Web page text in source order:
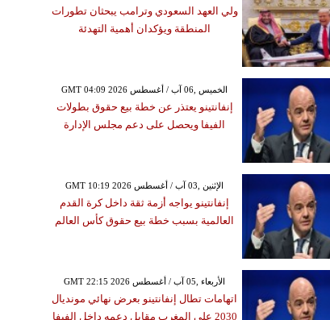
ولي العهد السعودي وترامب يبحثان تطورات
المنطقة ويؤكدان أهمية التهدئة
GMT 04:09 2026 الخميس ,06 آب / أغسطس
إنفانتينو يعتذر عن خطة بيع حقوق بطولات
الفيفا ويحصل على دعم مجلس الإدارة
GMT 10:19 2026 الإثنين ,03 آب / أغسطس
إنفانتينو يواجه أزمة ثقة داخل كرة القدم
العالمية بسبب خطة بيع حقوق كأس العالم
GMT 22:15 2026 الأربعاء ,05 آب / أغسطس
اتهامات تطال إنفانتينو بعرض نهائي مونديال
2030 على المغرب مقابل دعمه داخل الفيفا